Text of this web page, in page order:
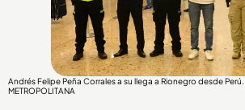
Andrés Felipe Peña Corrales a su llega a Rionegro desde
METROPOLITANA